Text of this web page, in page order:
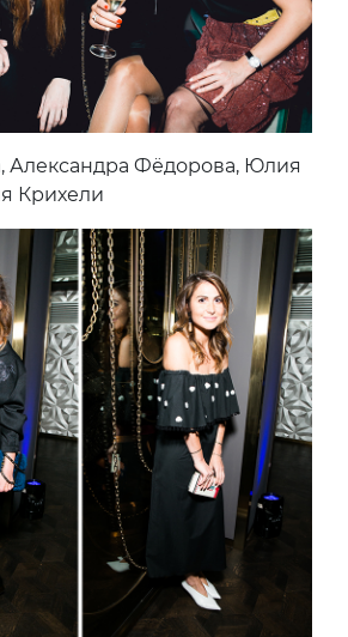
Фёдорова, Юлия
Крихели